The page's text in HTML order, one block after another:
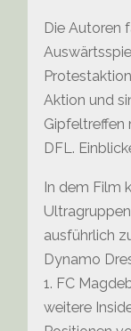
Die Autoren
Aktion und
Gipfeltreffen
DFL.
In dem Film
ausführlich
Dynamo
1. FC
weitere